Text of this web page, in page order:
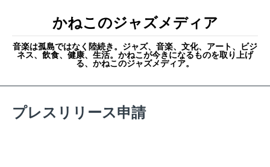
かねこのジャズメディア
音楽は孤島ではなく陸続き。ジャズ、音楽、文化、アート、ビジ
ネス、飲食、健康、生活。かねこが今きになるものを取り上げ
る、かねこのジャズメディア。
プレスリリース申請